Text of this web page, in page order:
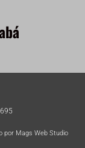
por Mags Web Studio